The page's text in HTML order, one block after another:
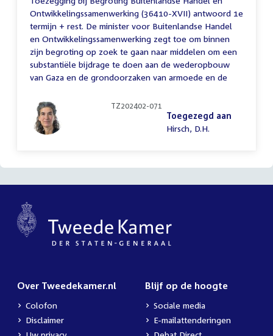
Ontwikkelingssamenwerking (36410-XVII) antwoord 1e
termijn + rest. De minister voor Buitenlandse Handel
en Ontwikkelingssamenwerking zegt toe om binnen
zijn begroting op zoek te gaan naar middelen om een
substantiële bijdrage te doen aan de wederopbouw
van Gaza en de grondoorzaken van armoede en de
TZ202402-071
Toegezegd aan
Hirsch, D.H.
Over Tweedekamer.nl
Colofon
Disclaimer
Blijf op de hoogte
Sociale media
E-mailattenderingen